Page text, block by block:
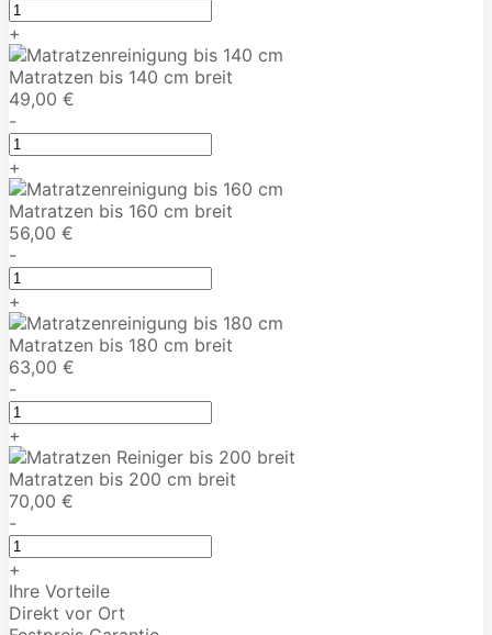
+
Matratzen bis 140 cm breit
49,00 €
-
+
Matratzen bis 160 cm breit
56,00 €
-
+
Matratzen bis 180 cm breit
63,00 €
-
+
Matratzen bis 200 cm breit
70,00 €
-
+
Ihre Vorteile
Direkt vor Ort